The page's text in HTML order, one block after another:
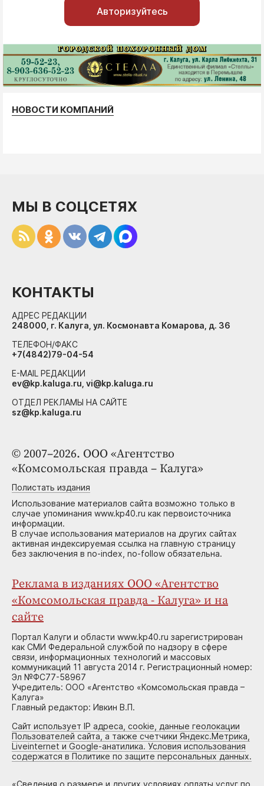
Авторизуйтесь
НОВОСТИ КОМПАНИЙ
© 2007–2026. ООО «Агентство
«Комсомольская правда – Калуга»
Полистать издания
Использование материалов сайта возможно только в
случае упоминания www.kp40.ru как первоисточника
информации.
В случае использования материалов на других сайтах
активная индексируемая ссылка на главную страницу
без заключения в no-index, no-follow обязательна.
Реклама в изданиях ООО «Агентство
«Комсомольская правда - Калуга» и на
сайте
Портал Калуги и области www.kp40.ru зарегистрирован
как СМИ Федеральной службой по надзору в сфере
связи, информационных технологий и массовых
коммуникаций 11 августа 2014 г. Регистрационный номер:
Эл №ФС77-58967
Учредитель: ООО «Агентство «Комсомольская правда –
Калуга»
Главный редактор: Ивкин В.П.
Сайт использует IP адреса, cookie, данные геолокации
Пользователей сайта, а также счетчики Яндекс.Метрика,
Liveinternet и Google-анатилика. Условия использования
содержатся в Политике по защите персональных данных.
«Сведения о размере и других условиях оплаты услуг по
МЫ В СОЦСЕТЯХ
КОНТАКТЫ
АДРЕС РЕДАКЦИИ
248000, г. Калуга, ул. Космонавта Комарова, д. 36
ТЕЛЕФОН/ФАКС
+7(4842)79-04-54
E-MAIL РЕДАКЦИИ
ev@kp.kaluga.ru, vi@kp.kaluga.ru
ОТДЕЛ РЕКЛАМЫ НА САЙТЕ
sz@kp.kaluga.ru